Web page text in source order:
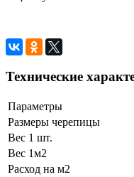
Технические
Параметры
Размеры черепицы
Вес 1 шт.
Вес 1м2
Расход на м2